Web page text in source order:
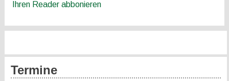
Ihren Reader abbonieren
Termine